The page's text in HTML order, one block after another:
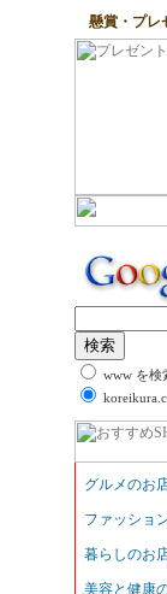
懸賞・プレ
www を検